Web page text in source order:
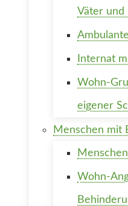
Väter und
Internat
Wohn-
eigener
Menschen mit
Wohn-